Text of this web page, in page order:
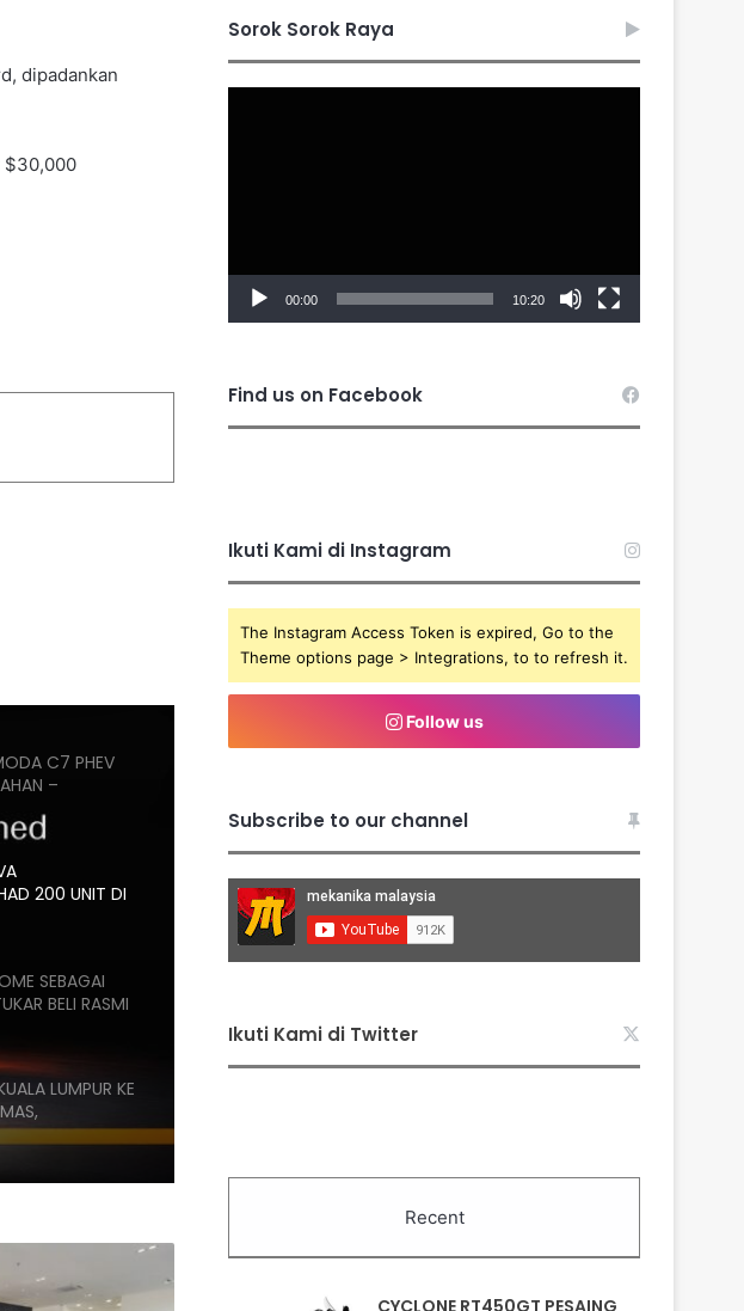
dipadankan
$30,000
NX7
TEKNOLOGI
C7 PHEV
–
RM160K
200 UNIT DI
SEBAGAI
BELI RASMI
LUMPUR KE
PINTU
ALAT
Sorok Sorok Raya
00:00 10:20
Find us on Facebook
Ikuti Kami di Instagram
The Instagram Access Token is expired, Go to the
Theme options page > Integrations, to to refresh it.
Follow us
Subscribe to our channel
Ikuti Kami di Twitter
Recent
CYCLONE RT450GT PESAING